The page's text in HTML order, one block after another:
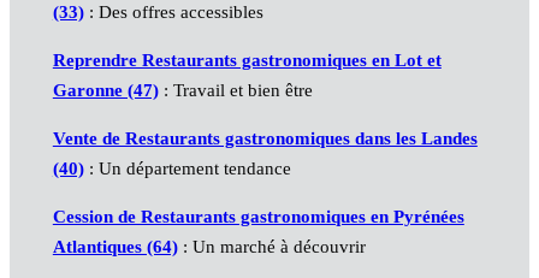
(33): Des offres accessibles
Reprendre Restaurants gastronomiques en Lot et
Garonne (47): Travail et bien être
Vente de Restaurants gastronomiques dans les Landes
(40): Un département tendance
Cession de Restaurants gastronomiques en Pyrénées
Atlantiques (64): Un marché à découvrir